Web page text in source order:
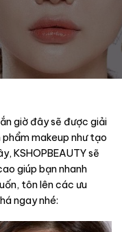
giờ đây sẽ được giải
makeup như tạo
KSHOPBEAUTY sẽ
giúp bạn nhanh
tôn lên các ưu
ngay nhé: